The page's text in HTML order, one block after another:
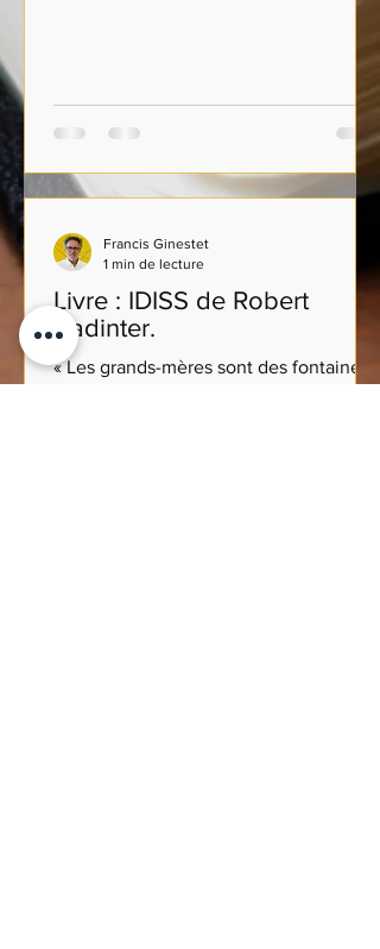
Livre : IDISS de Robert
Badinter.
« Les grands-mères sont des fontaines
Francis Ginestet
1 min de lecture